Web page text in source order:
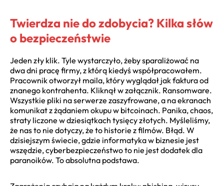
Twierdza nie do zdobycia? Kilka słów
o bezpieczeństwie
Jeden zły klik. Tyle wystarczyło, żeby sparaliżować na
dwa dni pracę firmy, z którą kiedyś współpracowałem.
Pracownik otworzył maila, który wyglądał jak faktura od
znanego kontrahenta. Kliknął w załącznik. Ransomware.
Wszystkie pliki na serwerze zaszyfrowane, a na ekranach
komunikat z żądaniem okupu w bitcoinach. Panika, chaos,
straty liczone w dziesiątkach tysięcy złotych. Myśleliśmy,
że nas to nie dotyczy, że to historie z filmów. Błąd. W
dzisiejszym świecie, gdzie informatyka w biznesie jest
wszędzie, cyberbezpieczeństwo to nie jest dodatek dla
paranoików. To absolutna podstawa.